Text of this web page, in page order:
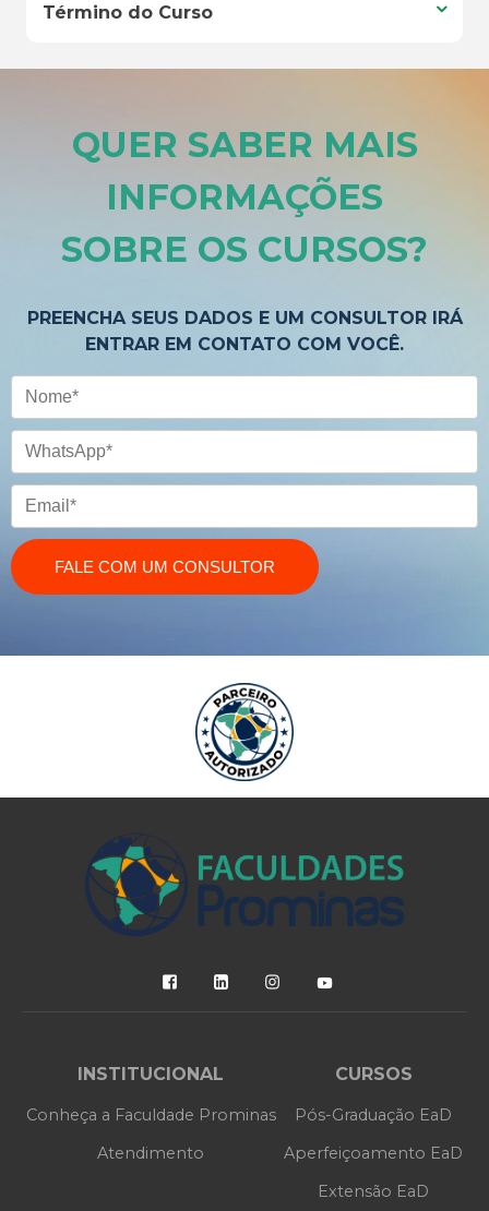
Término do Curso
QUER SABER MAIS
INFORMAÇÕES
SOBRE OS CURSOS?
PREENCHA SEUS DADOS E UM CONSULTOR IRÁ
ENTRAR EM CONTATO COM VOCÊ.
Nome
WhatsApp
Email
FALE COM UM CONSULTOR
INSTITUCIONAL
Conheça a Faculdade Prominas
Atendimento
CURSOS
Pós-Graduação EaD
Aperfeiçoamento EaD
Extensão EaD